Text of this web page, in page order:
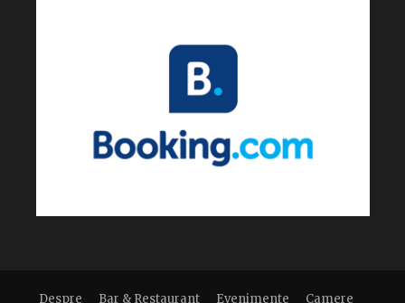
Despre Bar & Restaurant Evenimente Camere